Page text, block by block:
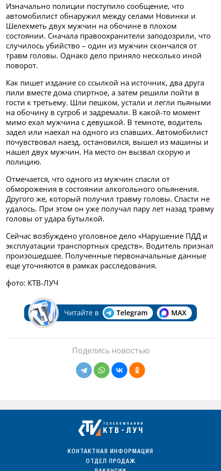
Изначально полиции поступило сообщение, что
автомобилист обнаружил между селами Новинки и
Шелехметь двух мужчин на обочине в плохом
состоянии. Сначала правоохранители заподозрили, что
случилось убийство – один из мужчин скончался от
травм головы. Однако дело приняло несколько иной
поворот.
Как пишет издание со ссылкой на источник, два друга
пили вместе дома спиртное, а затем решили пойти в
гости к третьему. Шли пешком, устали и легли пьяными
на обочину в сугроб и задремали. В какой-то момент
мимо ехал мужчина с девушкой. В темноте, водитель
задел или наехал на одного из спавших. Автомобилист
почувствовал наезд, остановился, вышел из машины и
нашел двух мужчин. На место он вызвал скорую и
полицию.
Отмечается, что одного из мужчин спасли от
обморожения в состоянии алкогольного опьянения.
Другого же, который получил травму головы. Спасти не
удалось. При этом он уже получал пару лет назад травму
головы от удара бутылкой.
Сейчас возбуждено уголовное дело «Нарушение ПДД и
эксплуатации транспортных средств». Водитель признал
произошедшее. Полученные первоначальные данные
еще уточняются в рамках расследования.
фото: КТВ-ЛУЧ
Читайте в Telegram MAX
Поделись новостью
КОНТАКТНАЯ ИНФОРМАЦИЯ
ОТДЕЛ ПРОДАЖ